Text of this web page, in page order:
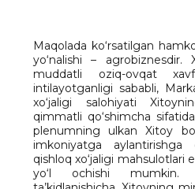
Maqolada ko‘rsatilgan
yo‘nalishi – agrobiznesdir.
muddatli oziq-ovqat
intilayotganligi sababli,
xo‘jaligi salohiyati
qimmatli qo‘shimcha
plenumning ulkan Xitoy
imkoniyatga aylantirishga
qishloq xo‘jaligi mahsulotlari
yo‘l ochishi mumkin.